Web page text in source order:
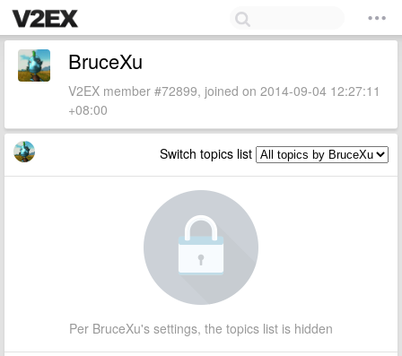
BruceXu
V2EX member #72899, joined on 2014-09-04 12:27:11
+08:00
Switch topics list
Per BruceXu's settings, the topics list is hidden